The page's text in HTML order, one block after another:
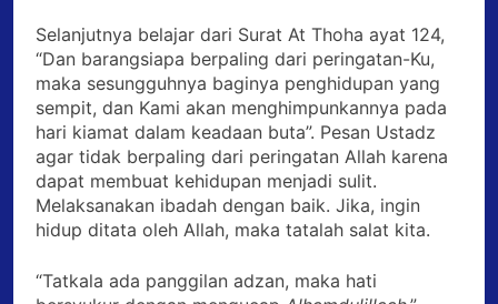
Selanjutnya belajar dari Surat At Thoha ayat 124,
“Dan barangsiapa berpaling dari peringatan-Ku,
maka sesungguhnya baginya penghidupan yang
sempit, dan Kami akan menghimpunkannya pada
hari kiamat dalam keadaan buta”. Pesan Ustadz
agar tidak berpaling dari peringatan Allah karena
dapat membuat kehidupan menjadi sulit.
Melaksanakan ibadah dengan baik. Jika, ingin
hidup ditata oleh Allah, maka tatalah salat kita.
“Tatkala ada panggilan adzan, maka hati